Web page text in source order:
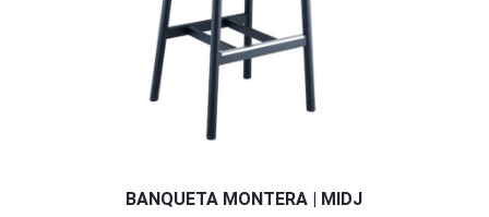
BANQUETA MONTERA | MIDJ